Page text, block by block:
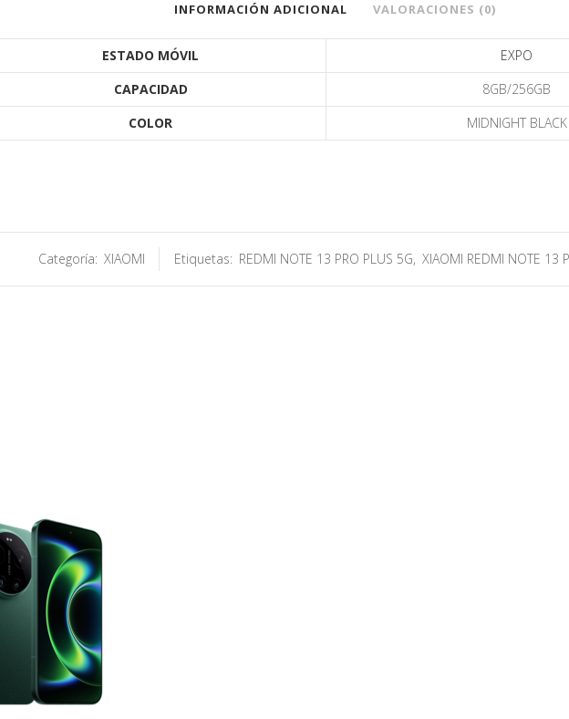
INFORMACIÓN ADICIONAL VALORACIONES (0)
ESTADO MÓVIL
EXPO
CAPACIDAD
8GB/256GB
COLOR
MIDNIGHT BLACK
Categoría: XIAOMI Etiquetas: REDMI NOTE 13 PRO PLUS 5G, XIAOMI REDMI NOTE 13